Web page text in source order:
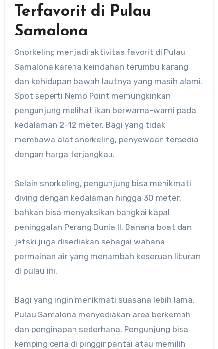
Terfavorit di Pulau
Samalona
Snorkeling menjadi aktivitas favorit di Pulau
Samalona karena keindahan terumbu karang
dan kehidupan bawah lautnya yang masih alami.
Spot seperti Nemo Point memungkinkan
pengunjung melihat ikan berwarna-warni pada
kedalaman 2–12 meter. Bagi yang tidak
membawa alat snorkeling, penyewaan tersedia
dengan harga terjangkau.
Selain snorkeling, pengunjung bisa menikmati
diving dengan kedalaman hingga 30 meter,
bahkan bisa menyaksikan bangkai kapal
peninggalan Perang Dunia II. Banana boat dan
jetski juga disediakan sebagai wahana
permainan air yang menambah keseruan liburan
di pulau ini.
Bagi yang ingin menikmati suasana lebih lama,
Pulau Samalona menyediakan area berkemah
dan penginapan sederhana. Pengunjung bisa
kemping ceria di pinggir pantai atau memilih